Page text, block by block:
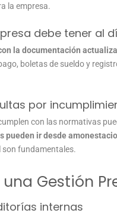
la empresa.
debe tener al
la documentación
boletas de sueldo y
por
con las normativas
pueden ir desde
son fundamentales.
Gestión
internas